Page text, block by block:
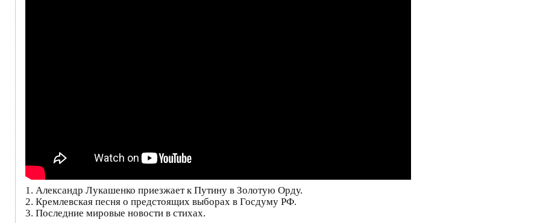
1. Александр Лукашенко приезжает к Путину в Золотую Орду.
2. Кремлевская песня о предстоящих выборах в Госдуму РФ.
3. Последние мировые новости в стихах.